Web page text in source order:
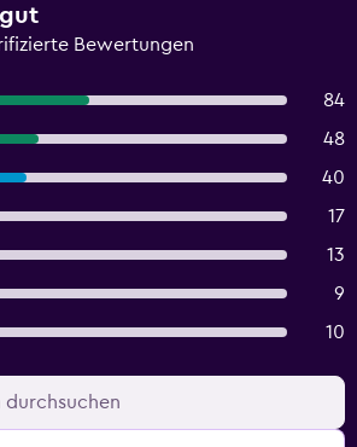
Bewertungen
84
48
40
17
13
9
10